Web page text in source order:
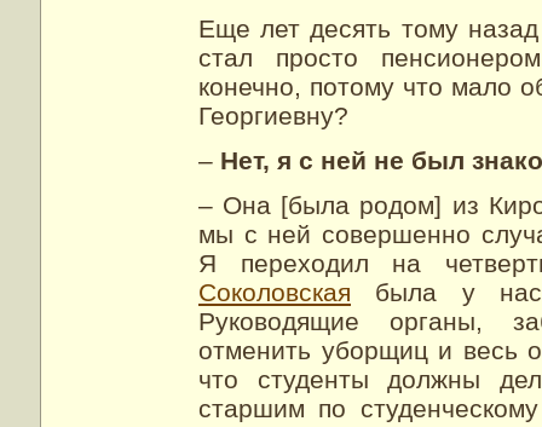
Еще лет десять тому
стал просто
конечно, потому что мало
Георгиевну?
– Нет, я с ней не был
– Она [была родом] из
мы с ней совершенно
Я переходил на
Соколовская была у нас
Руководящие органы,
отменить уборщиц и весь
что студенты должны
старшим по